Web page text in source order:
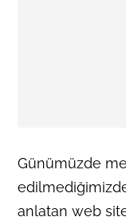
Günümüzde
anlatan web